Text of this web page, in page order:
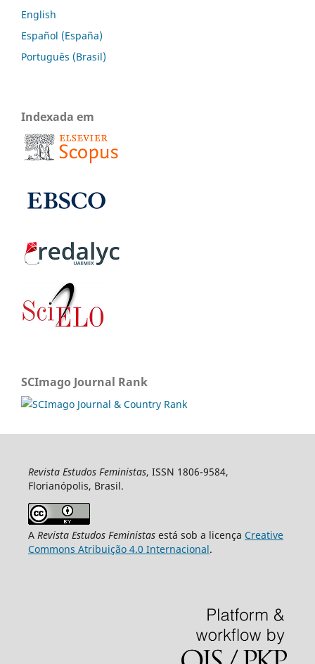
English
Español (España)
Português (Brasil)
Indexada em
SCImago Journal Rank
Revista Estudos Feministas, ISSN 1806-9584,
Florianópolis, Brasil.
A Revista Estudos Feministasestá sob a licença Creative
Commons Atribuição 4.0 Internacional.